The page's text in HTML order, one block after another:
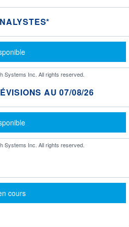
Systems Inc. All rights reserved.
AU 07/08/26
Systems Inc. All rights reserved.
cours